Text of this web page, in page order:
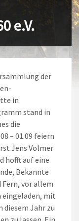
e.V.
der
in
stand in
die
– 01.09 feiern
Jens Volmer
hofft auf eine
Bekannte
Fern, vor allem
eingeladen, mit
diesem Jahr zu